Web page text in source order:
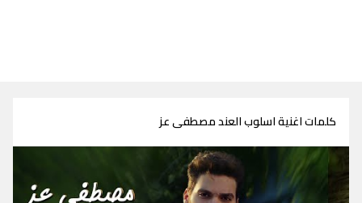
كلمات اغنية اسلوب العند مصطفى عز